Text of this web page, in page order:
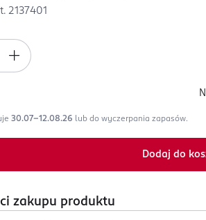
2137401
30.07-12.08.26 lub do wyczerpania zapasów.
Dodaj do
zakupu produktu